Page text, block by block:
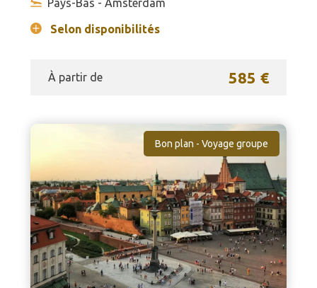
Pays-Bas - Amsterdam
Selon disponibilités
À partir de 585 €
Bon plan - Voyage groupe